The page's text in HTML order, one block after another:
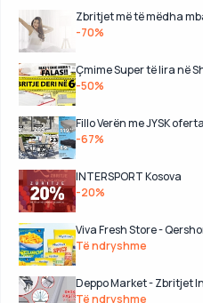
Zbritjet më të mëdha
-70%
Çmime Super të lira në
-50%
Fillo Verën me JYSK
-67%
INTERSPORT Kosova
-20%
Viva Fresh Store -
Të ndryshme
Deppo Market - Zbritjet
Të ndryshme